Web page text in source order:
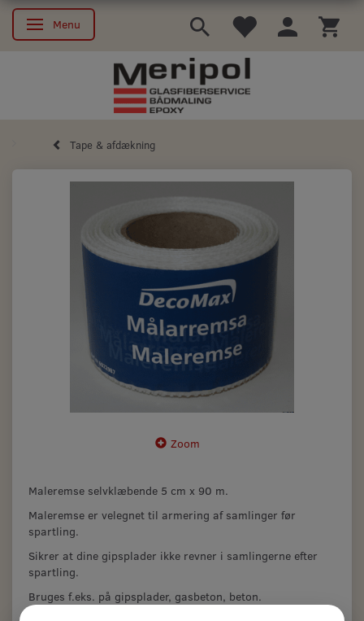
Skifte navigation
Menu
Tape & afdækning
Zoom
Maleremse selvklæbende 5 cm x 90 m.
Maleremse er velegnet til armering af samlinger før
spartling.
Sikrer at dine gipsplader ikke revner i samlingerne efter
spartling.
Bruges f.eks. på gipsplader, gasbeton, beton.